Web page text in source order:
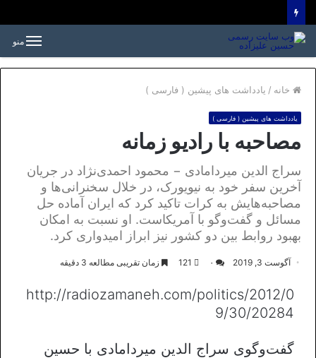
منو
خانه / یادداشت های پیشین ( فارسی )
یادداشت های پیشین ( فارسی )
مصاحبه با رادیو زمانه
سراج الدین میردامادی − محمود احمدی‌نژاد در جریان
آخرین سفر خود به نیویورک، در خلال سخنرانی‌ها و
مصاحبه‌هایش به کرات تاکید کرد که ایران آماده‌ حل
مسائل و گفت‌وگو با آمریکاست. او نسبت به امکان
بهبود روابط بین دو کشور نیز ابراز امیدواری کرد.
آگوست 3, 2019 ۰ 121 زمان تقریبی مطالعه 3 دقیقه
http://radiozamaneh.com/politics/2012/0
9/30/20284
گفت‌وگوی سراج الدین میردامادی با حسین